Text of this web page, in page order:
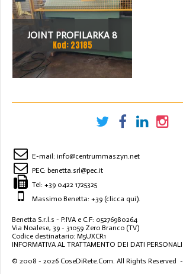
JOINT PROFILARKA 8
STACJI
Kod: 23185
E-mail: info@centrummaszyn.net
PEC: benetta.srl@pec.it
Tel: +39 0422 1725325
Massimo Benetta: +39 (clicca qui).
Benetta S.r.l.s - P.IVA e C.F: 05276980264
Via Noalese, 39 - 31059 Zero Branco (TV)
Codice destinatario: M5UXCR1
INFORMATIVA AL TRATTAMENTO DEI DATI PERSONALI
© 2008 - 2026 CoseDiRete.Com. All Rights Reserved -